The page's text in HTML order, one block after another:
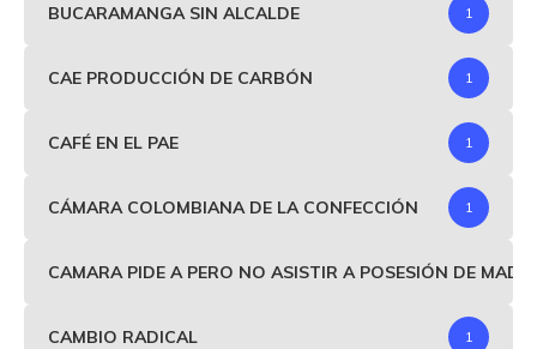
BUCARAMANGA SIN ALCALDE 1
CAE PRODUCCIÓN DE CARBÓN 1
CAFÉ EN EL PAE 1
CÁMARA COLOMBIANA DE LA CONFECCIÓN 1
CAMARA PIDE A PERO NO ASISTIR A POSESIÓN DE
CAMBIO RADICAL 1